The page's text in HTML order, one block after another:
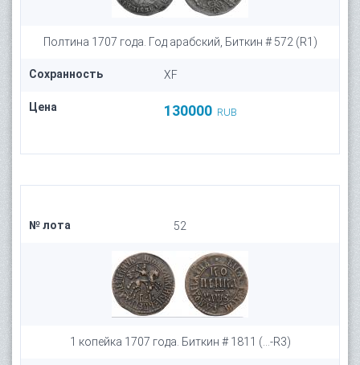
Полтина 1707 года. Год арабский, Биткин # 572 (R1)
Сохранность XF
Цена 130000 RUB
№ лота 52
1 копейка 1707 года. Биткин # 1811 (...-R3)